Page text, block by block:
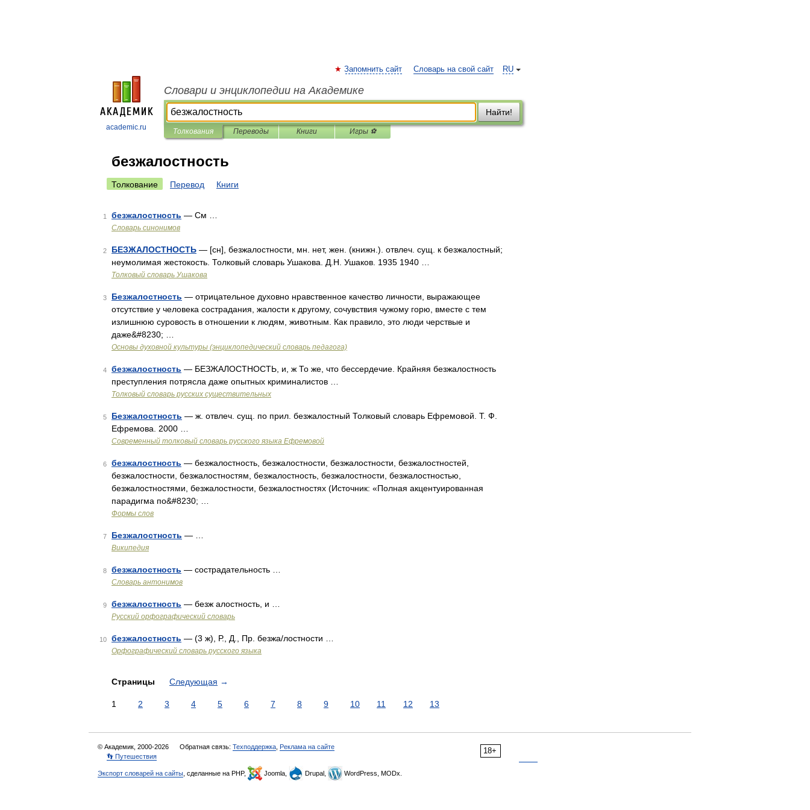
academic.ru
RU
Запомнить сайт Словарь на свой сайт
Словари и энциклопедии на Академике
Найти!
Толкования Переводы Книги Игры ⚽
безжалостность
Толкование Перевод Книги
1 безжалостность — См …
Словарь синонимов
2 БЕЗЖАЛОСТНОСТЬ — [сн], безжалостности, мн. нет, жен. (книжн.). отвлеч. сущ. к безжалостный;
неумолимая жестокость. Толковый словарь Ушакова. Д.Н. Ушаков. 1935 1940 …
Толковый словарь Ушакова
3 Безжалостность — отрицательное духовно нравственное качество личности, выражающее
отсутствие у человека сострадания, жалости к другому, сочувствия чужому горю, вместе с тем
излишнюю суровость в отношении к людям, животным. Как правило, это люди черствые и
даже&#8230; …
Основы духовной культуры (энциклопедический словарь педагога)
4 безжалостность — БЕЗЖАЛОСТНОСТЬ, и, ж То же, что бессердечие. Крайняя безжалостность
преступления потрясла даже опытных криминалистов …
Толковый словарь русских существительных
5 Безжалостность — ж. отвлеч. сущ. по прил. безжалостный Толковый словарь Ефремовой. Т. Ф.
Ефремова. 2000 …
Современный толковый словарь русского языка Ефремовой
6 безжалостность — безжалостность, безжалостности, безжалостности, безжалостностей,
безжалостности, безжалостностям, безжалостность, безжалостности, безжалостностью,
безжалостностями, безжалостности, безжалостностях (Источник: «Полная акцентуированная
парадигма по&#8230; …
Формы слов
7 Безжалостность — …
Википедия
8 безжалостность — сострадательность …
Словарь антонимов
9 безжалостность — безж алостность, и …
Русский орфографический словарь
10 безжалостность — (3 ж), Р., Д., Пр. безжа/лостности …
Орфографический словарь русского языка
Страницы Следующая →
1 2 3 4 5 6 7 8 9 10 11 12 13
18+
© Академик, 2000-2026 Обратная связь: Техподдержка Реклама на сайте
👣 Путешествия
Экспорт словарей на сайты , сделанные на PHP, Joomla, Drupal, WordPress, MODx.